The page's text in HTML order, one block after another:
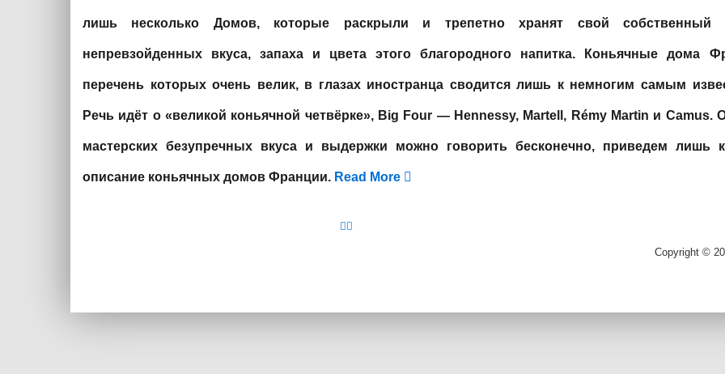
лишь несколько Домов, которые раскрыли и трепетно хранят свой собственный
непревзойденных вкуса, запаха и цвета этого благородного напитка. Коньячные дома
перечень которых очень велик, в глазах иностранца сводится лишь к немногим самым
Речь идёт о «великой коньячной четвёрке», Big Four — Hennessy, Martell, Rémy Martin и Camus.
мастерских безупречных вкуса и выдержки можно говорить бесконечно, приведем лишь
описание коньячных домов Франции. Read More
Copyright ©